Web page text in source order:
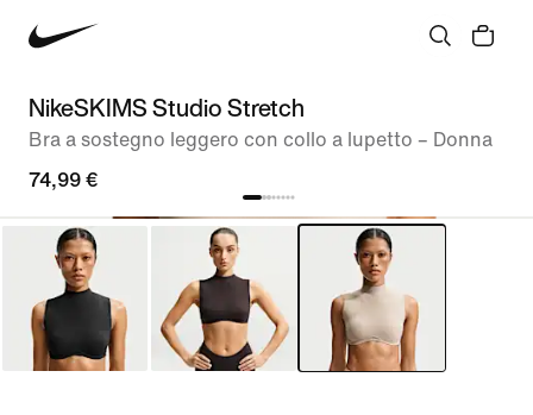
NikeSKIMS Studio Stretch
Bra a sostegno leggero con collo a lupetto – Donna
74,99 €